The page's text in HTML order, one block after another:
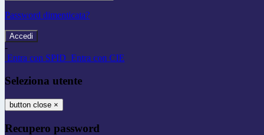
Password dimenticata?
-
Entra con SPID Entra con CIE
Seleziona utente
button close ×
Recupero password